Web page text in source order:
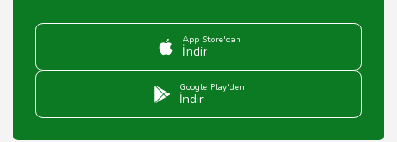
App Store'dan
İndir
Google Play'den
İndir